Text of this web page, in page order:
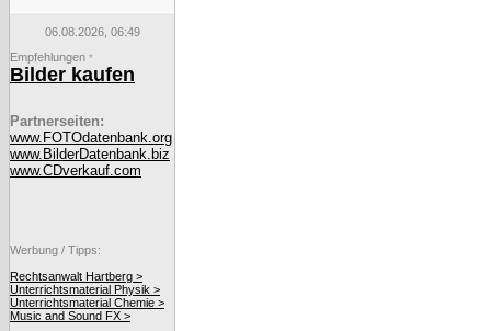
06.08.2026, 06:49
Empfehlungen *
Bilder kaufen
Partnerseiten:
www.FOTOdatenbank.org
www.BilderDatenbank.biz
www.CDverkauf.com
Werbung / Tipps:
Rechtsanwalt Hartberg >
Unterrichtsmaterial Physik >
Unterrichtsmaterial Chemie >
Music and Sound FX >